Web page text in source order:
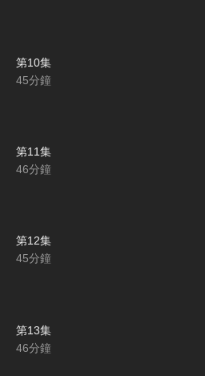
第10集
45分鐘
第11集
46分鐘
第12集
45分鐘
第13集
46分鐘